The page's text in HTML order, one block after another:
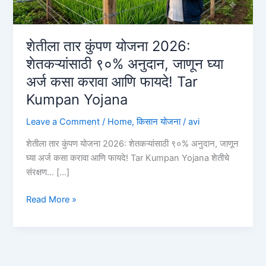
शेतीला तार कुंपण योजना 2026:
शेतकऱ्यांसाठी ९०% अनुदान, जाणून घ्या
अर्ज कसा करावा आणि फायदे! Tar
Kumpan Yojana
Leave a Comment / Home,किसान योजना/avi
शेतीला तार कुंपण योजना 2026: शेतकऱ्यांसाठी ९०% अनुदान, जाणून
घ्या अर्ज कसा करावा आणि फायदे! Tar Kumpan Yojana शेतीचे
संरक्षण… […]
शेतीला
Read More »